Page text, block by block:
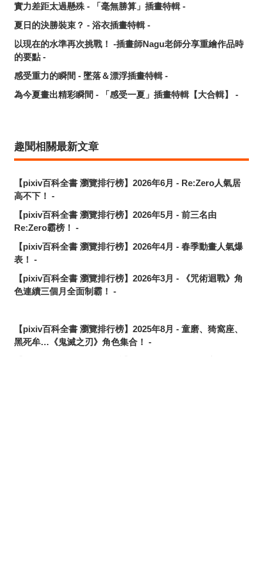
實力差距太過懸殊 - 「毫無勝算」插畫特輯 -
夏日的決勝裝束？ - 浴衣插畫特輯 -
以現在的水準再次挑戰！ -插畫師Nagu老師分享重繪作品時
的要點 -
感受重力的瞬間 - 墜落＆漂浮插畫特輯 -
為今夏畫出精彩瞬間 - 「感受一夏」插畫特輯【大合輯】 -
趣聞相關最新文章
【pixiv百科全書 瀏覽排行榜】2026年6月 - Re:Zero人氣居
高不下！ -
【pixiv百科全書 瀏覽排行榜】2026年5月 - 前三名由
Re:Zero霸榜！ -
【pixiv百科全書 瀏覽排行榜】2026年4月 - 春季動畫人氣爆
表！ -
【pixiv百科全書 瀏覽排行榜】2026年3月 - 《咒術迴戰》角
色連續三個月全面制霸！ -
【pixiv百科全書 瀏覽排行榜】2025年8月 - 童磨、猗窩座、
黑死牟…《鬼滅之刃》角色集合！ -